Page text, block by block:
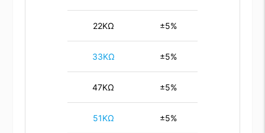
22KΩ ±5%
33KΩ ±5%
47KΩ ±5%
51KΩ ±5%